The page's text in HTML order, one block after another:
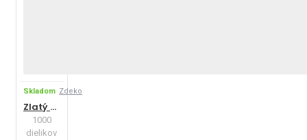
Skladom Zdeko
Zlatý retrievér
1000
dielikov